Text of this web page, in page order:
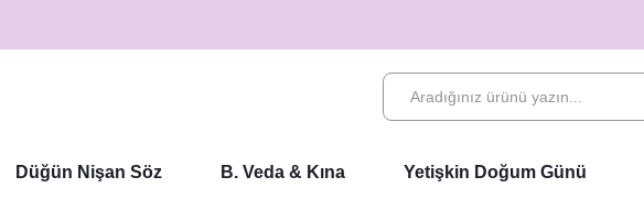
Düğün Nişan Söz B. Veda & Kına Yetişkin Doğum Günü